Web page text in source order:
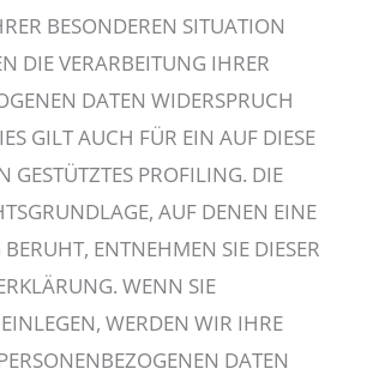
BESONDEREN SITUATION
DIE VERARBEITUNG IHRER
DATEN WIDERSPRUCH
GILT AUCH FÜR EIN AUF DIESE
GESTÜTZTES PROFILING. DIE
AUF DENEN EINE
ENTNEHMEN SIE DIESER
WENN SIE
WERDEN WIR IHRE
DATEN